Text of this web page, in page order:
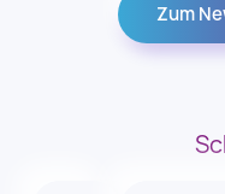
Zum